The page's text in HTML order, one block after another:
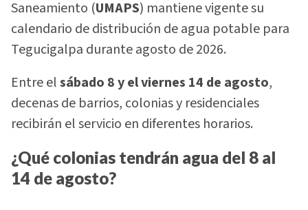
Saneamiento (UMAPS) mantiene vigente su
calendario de distribución de agua potable para
Tegucigalpa durante agosto de 2026.
Entre elsábado 8 y el viernes 14 de agosto,
decenas de barrios, colonias y residenciales
recibirán el servicio en diferentes horarios.
¿Qué colonias tendrán agua del 8 al
14 de agosto?